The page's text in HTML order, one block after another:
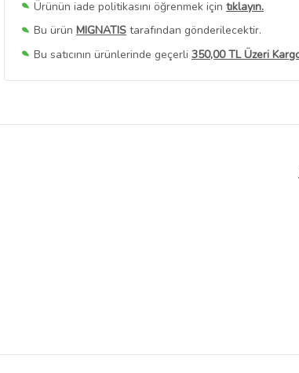
Ürünün iade politikasını öğrenmek için tıklayın.
Bu ürün MIGNATIS tarafından gönderilecektir.
Bu satıcının ürünlerinde geçerli 350,00 TL Üzeri
Bu SatıcınınTüm Ürünlerini Görüntüle